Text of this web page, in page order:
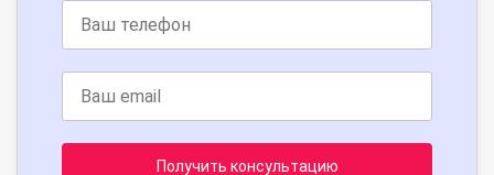
Получить консультацию